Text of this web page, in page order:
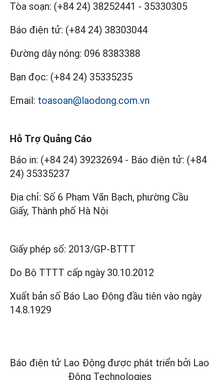
Tòa soạn: (+84 24) 38252441 - 35330305
Báo điện tử: (+84 24) 38303044
Đường dây nóng: 096 8383388
Bạn đọc: (+84 24) 35335235
Email: toasoan@laodong.com.vn
Hỗ Trợ Quảng Cáo
Báo in: (+84 24) 39232694 - Báo điện tử: (+84
24) 35335237
Địa chỉ: Số 6 Phạm Văn Bạch, phường Cầu
Giấy, Thành phố Hà Nội
Giấy phép số: 2013/GP-BTTT
Do Bộ TTTT cấp ngày 30.10.2012
Xuất bản số Báo Lao Động đầu tiên vào ngày
14.8.1929
Báo điện tử Lao Động được phát triển bởi Lao
Động Technologies